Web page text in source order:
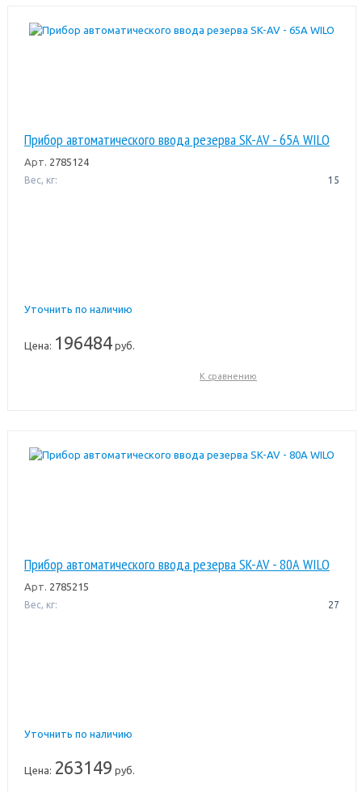
Прибор автоматического ввода резерва SK-AV - 65А WILO
Арт. 2785124
Вес, кг: 15
Уточнить по наличию
Цена: 196484руб.
К сравнению
Прибор автоматического ввода резерва SK-AV - 80А WILO
Арт. 2785215
Вес, кг: 27
Уточнить по наличию
Цена: 263149 руб.